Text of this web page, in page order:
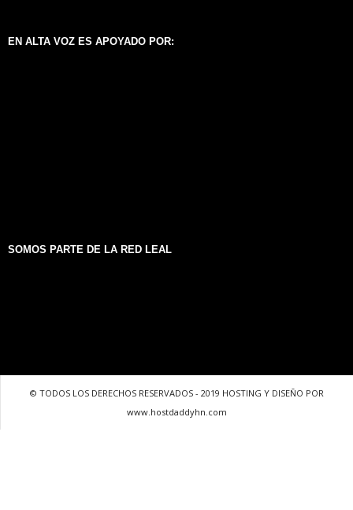
EN ALTA VOZ ES APOYADO POR:
SOMOS PARTE DE LA RED LEAL
© TODOS LOS DERECHOS RESERVADOS - 2019 HOSTING Y DISEÑO POR
www.hostdaddyhn.com